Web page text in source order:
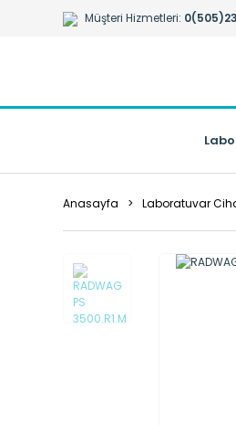
Müşteri Hizmetleri:
Anasayfa Laboratuvar